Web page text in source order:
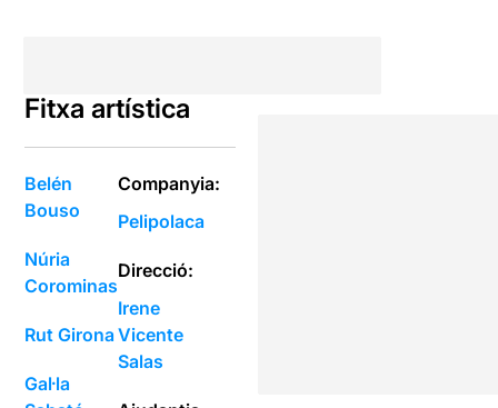
Fitxa artística
Belén
Bouso
Núria
Corominas
Rut Girona
Gal·la
Companyia:
Pelipolaca
Direcció:
Irene
Vicente
Salas